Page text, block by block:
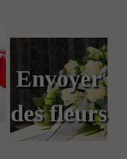
Envoyer
des fleurs